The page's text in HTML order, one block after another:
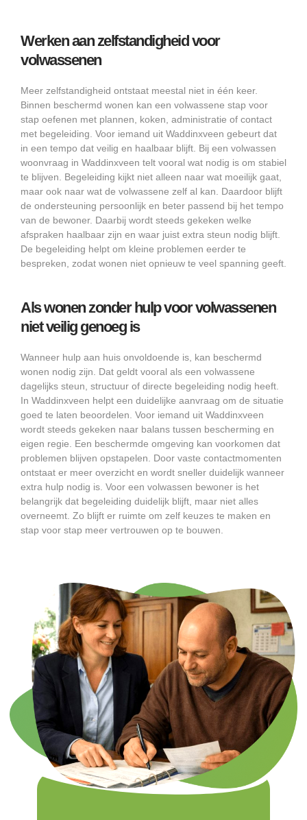
Werken aan zelfstandigheid voor
volwassenen
Meer zelfstandigheid ontstaat meestal niet in één keer.
Binnen beschermd wonen kan een volwassene stap voor
stap oefenen met plannen, koken, administratie of contact
met begeleiding. Voor iemand uit Waddinxveen gebeurt dat
in een tempo dat veilig en haalbaar blijft. Bij een volwassen
woonvraag in Waddinxveen telt vooral wat nodig is om stabiel
te blijven. Begeleiding kijkt niet alleen naar wat moeilijk gaat,
maar ook naar wat de volwassene zelf al kan. Daardoor blijft
de ondersteuning persoonlijk en beter passend bij het tempo
van de bewoner. Daarbij wordt steeds gekeken welke
afspraken haalbaar zijn en waar juist extra steun nodig blijft.
De begeleiding helpt om kleine problemen eerder te
bespreken, zodat wonen niet opnieuw te veel spanning geeft.
Als wonen zonder hulp voor volwassenen
niet veilig genoeg is
Wanneer hulp aan huis onvoldoende is, kan beschermd
wonen nodig zijn. Dat geldt vooral als een volwassene
dagelijks steun, structuur of directe begeleiding nodig heeft.
In Waddinxveen helpt een duidelijke aanvraag om de situatie
goed te laten beoordelen. Voor iemand uit Waddinxveen
wordt steeds gekeken naar balans tussen bescherming en
eigen regie. Een beschermde omgeving kan voorkomen dat
problemen blijven opstapelen. Door vaste contactmomenten
ontstaat er meer overzicht en wordt sneller duidelijk wanneer
extra hulp nodig is. Voor een volwassen bewoner is het
belangrijk dat begeleiding duidelijk blijft, maar niet alles
overneemt. Zo blijft er ruimte om zelf keuzes te maken en
stap voor stap meer vertrouwen op te bouwen.